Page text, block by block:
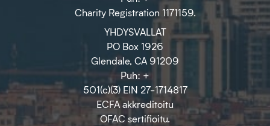
Charity Registration 1171159.
YHDYSVALLAT
PO Box 1926
Glendale, CA 91209
Puh: +
501(c)(3) EIN 27-1714817
ECFA akkreditoitu
OFAC sertifioitu.